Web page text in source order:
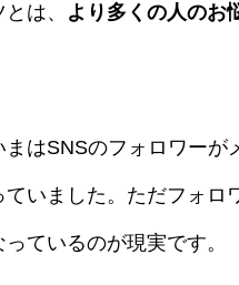
は、 より多くの人のお
はSNSのフォロワー
いました。ただフォロ
ているのが現実です。